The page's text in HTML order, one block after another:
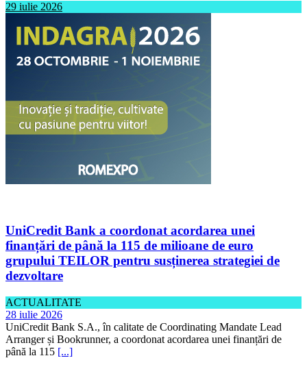
29 iulie 2026
UniCredit Bank a coordonat acordarea unei
finanțări de până la 115 de milioane de euro
grupului TEILOR pentru susținerea strategiei de
dezvoltare
ACTUALITATE
28 iulie 2026
UniCredit Bank S.A., în calitate de Coordinating Mandate Lead
Arranger și Bookrunner, a coordonat acordarea unei finanțări de
până la 115 [...]